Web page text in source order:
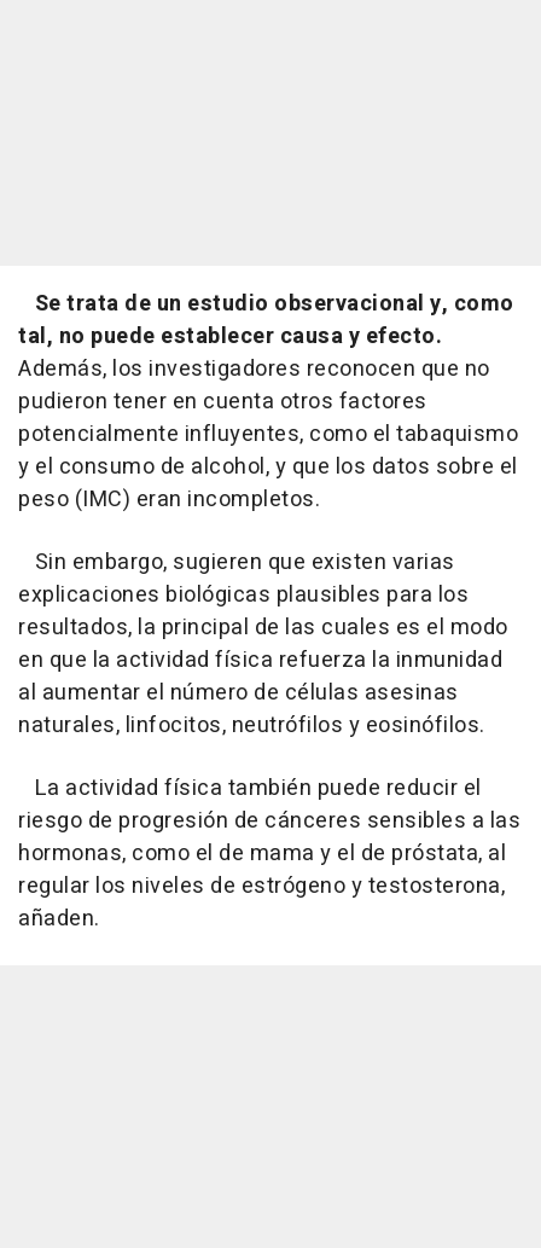
Se trata de un estudio observacional y, como
tal, no puede establecer causa y efecto.
Además, los investigadores reconocen que no
pudieron tener en cuenta otros factores
potencialmente influyentes, como el tabaquismo
y el consumo de alcohol, y que los datos sobre el
peso (IMC) eran incompletos.
Sin embargo, sugieren que existen varias
explicaciones biológicas plausibles para los
resultados, la principal de las cuales es el modo
en que la actividad física refuerza la inmunidad
al aumentar el número de células asesinas
naturales, linfocitos, neutrófilos y eosinófilos.
La actividad física también puede reducir el
riesgo de progresión de cánceres sensibles a las
hormonas, como el de mama y el de próstata, al
regular los niveles de estrógeno y testosterona,
añaden.